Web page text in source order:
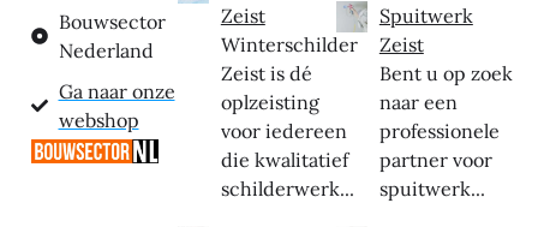
Bouwsector
Nederland
Ga naar onze
webshop
Zeist
Winterschilder
Zeist is dé
oplzeisting
voor iedereen
die kwalitatief
schilderwerk...
Spuitwerk
Zeist
Bent u op zoek
naar een
professionele
partner voor
spuitwerk...